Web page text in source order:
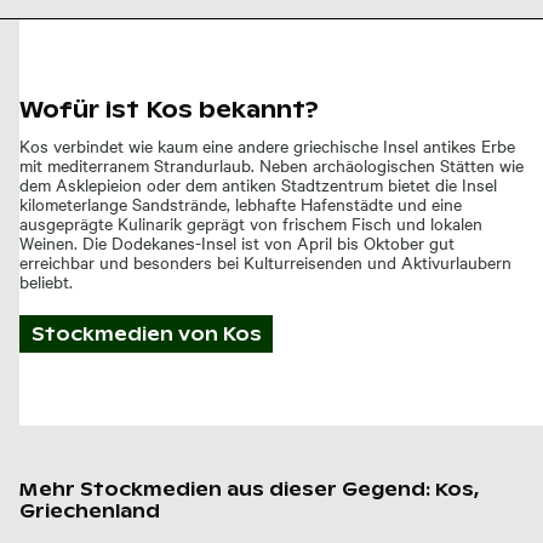
Säule bei
auf Kos
Wofür ist Kos bekannt?
Kos verbindet wie kaum eine andere griechische Insel antikes Erbe
mit mediterranem Strandurlaub. Neben archäologischen Stätten wie
dem Asklepieion oder dem antiken Stadtzentrum bietet die Insel
kilometerlange Sandstrände, lebhafte Hafenstädte und eine
ausgeprägte Kulinarik geprägt von frischem Fisch und lokalen
Weinen. Die Dodekanes-Insel ist von April bis Oktober gut
erreichbar und besonders bei Kulturreisenden und Aktivurlaubern
beliebt.
Stockmedien von Kos
Mehr Stockmedien aus dieser Gegend: Kos,
Griechenland